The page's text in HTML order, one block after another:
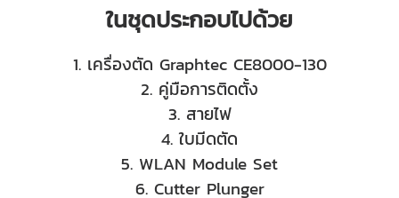
ในชุดประกอบไปด้วย
1. เครื่องตัด Graphtec CE8000-130
2. คู่มือการติดตั้ง
3. สายไฟ
4.ใบมีดตัด
5. WLAN Module Set
6. Cutter Plunger